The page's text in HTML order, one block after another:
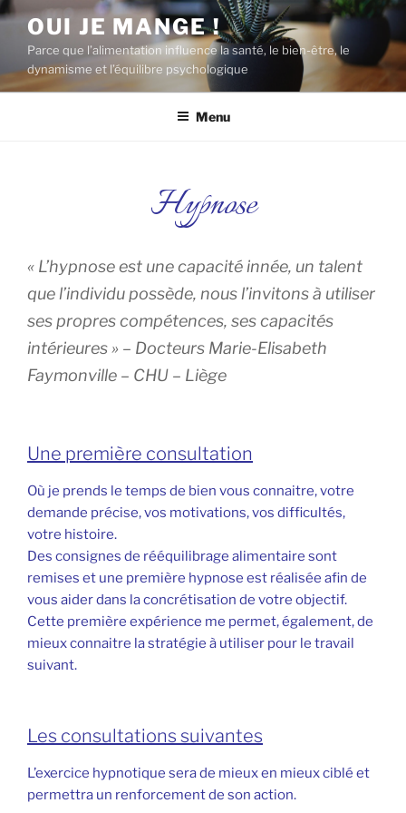
Aller
contenu
principal
OUI JE MANGE !
Parce que l’alimentation influence la santé, le bien-être, le
dynamisme et l’équilibre psychologique
Menu
Hypnose
« L’hypnose est une capacité innée, un talent
que l’individu possède, nous l’invitons à utiliser
ses propres compétences, ses capacités
intérieures » – Docteurs Marie-Elisabeth
Faymonville – CHU – Liège
Une première consultation
Où je prends le temps de bien vous connaitre, votre
demande précise, vos motivations, vos difficultés,
votre histoire.
Des consignes de rééquilibrage alimentaire sont
remises et une première hypnose est réalisée afin de
vous aider dans la concrétisation de votre objectif.
Cette première expérience me permet, également, de
mieux connaitre la stratégie à utiliser pour le travail
suivant.
Les consultations suivantes
L’exercice hypnotique sera de mieux en mieux ciblé et
permettra un renforcement de son action.